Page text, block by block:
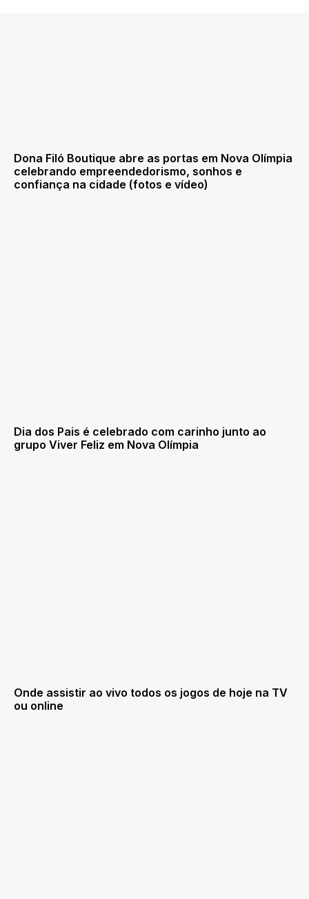
Dona Filó Boutique abre as portas em Nova Olímpia
celebrando empreendedorismo, sonhos e
confiança na cidade (fotos e vídeo)
Dia dos Pais é celebrado com carinho junto ao
grupo Viver Feliz em Nova Olímpia
Onde assistir ao vivo todos os jogos de hoje na TV
ou online